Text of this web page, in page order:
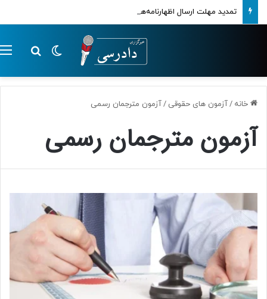
تمدید مهلت ارسال اظهارنامه‌های مالیاتی تا پایان تابستان 1405
تغییر پوسته
خانه /آزمون های حقوقی /آزمون مترجمان رسمی
آزمون مترجمان رسمی